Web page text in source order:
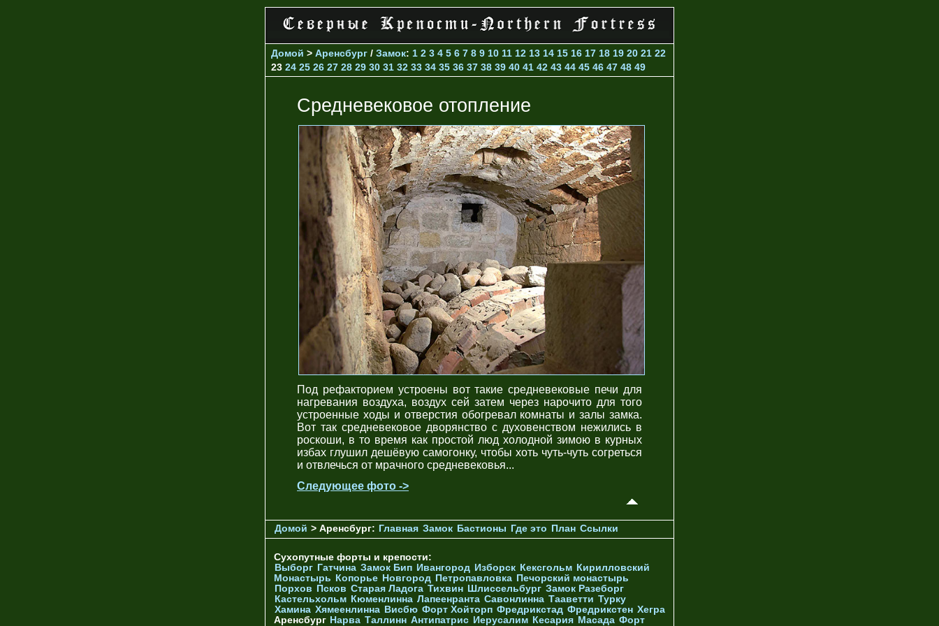
Домой > Аренсбург / Замок: 1 2 3 4 5 6 7 8 9 10 11 12 13 14 15 16 17 18 19 20 21 22
23 24 25 26 27 28 29 30 31 32 33 34 35 36 37 38 39 40 41 42 43 44 45 46 47 48 49
Средневековое отопление
Под рефакторием устроены вот такие средневековые печи для
нагревания воздуха, воздух сей затем через нарочито для того
устроенные ходы и отверстия обогревал комнаты и залы замка.
Вот так средневековое дворянство с духовенством нежились в
роскоши, в то время как простой люд холодной зимою в курных
избах глушил дешёвую самогонку, чтобы хоть чуть-чуть согреться
и отвлечься от мрачного средневековья...
Следующее фото ->
Домой > Аренсбург: Главная Замок Бастионы Где это План Ссылки
Сухопутные форты и крепости:
Выборг Гатчина Замок Бип Ивангород Изборск Кексгольм Кирилловский
Монастырь
Копорье Новгород Петропавловка Печорcкий монастырь
Порхов
Псков Старая Ладога Тихвин Шлиссельбург Замок Разеборг
Кастельхольм Кюменлинна Лапеенранта Савонлинна Тааветти Турку
Хамина Хямеенлинна Висбю Форт Хойторп Фредрикстад Фредрикстен Хегра
Аренсбург Нарва Таллинн Антипатрис Иерусалим Кесария Масада Форт